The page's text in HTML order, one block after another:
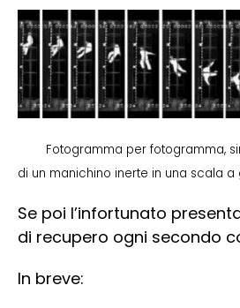
Fotogramma per fotogramma,
di un manichino inerte in una scala a
Se poi l’infortunato
di recupero ogni secondo
In breve: